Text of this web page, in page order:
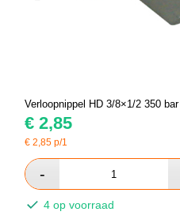
Verloopnippel HD 3/8×1/2 350 bar
€ 2,85
€2,85 p/1
4 op voorraad